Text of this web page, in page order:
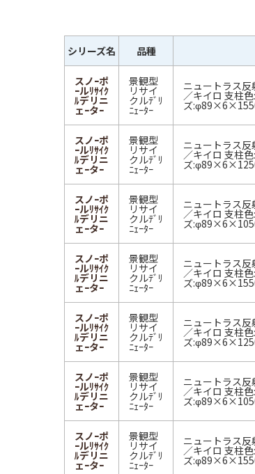
シリーズ名 品種
スノｰポ
ｰルﾘｻｲｸ
ﾙデリニ
ェｰタｰ
景観型
リサイ
クルﾃﾞﾘ
ﾆｪｰﾀｰ
ニュートラス
／キイロ 支柱
ズ
スノｰポ
ｰルﾘｻｲｸ
ﾙデリニ
ェｰタｰ
景観型
リサイ
クルﾃﾞﾘ
ﾆｪｰﾀｰ
ニュートラス
／キイロ 支柱
ズ
スノｰポ
ｰルﾘｻｲｸ
ﾙデリニ
ェｰタｰ
景観型
リサイ
クルﾃﾞﾘ
ﾆｪｰﾀｰ
ニュートラス
／キイロ 支柱
ズ
スノｰポ
ｰルﾘｻｲｸ
ﾙデリニ
ェｰタｰ
景観型
リサイ
クルﾃﾞﾘ
ﾆｪｰﾀｰ
ニュートラス
／キイロ 支柱
ズ
スノｰポ
ｰルﾘｻｲｸ
ﾙデリニ
ェｰタｰ
景観型
リサイ
クルﾃﾞﾘ
ﾆｪｰﾀｰ
ニュートラス
／キイロ 支柱
ズ
スノｰポ
ｰルﾘｻｲｸ
ﾙデリニ
ェｰタｰ
景観型
リサイ
クルﾃﾞﾘ
ﾆｪｰﾀｰ
ニュートラス
／キイロ 支柱
ズ
スノｰポ
ｰルﾘｻｲｸ
ﾙデリニ
ェｰタｰ
景観型
リサイ
クルﾃﾞﾘ
ﾆｪｰﾀｰ
ニュートラス
／キイロ 支柱
ズ